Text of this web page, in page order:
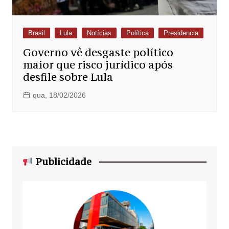
Brasil Lula Notícias Política Presidencia
Governo vê desgaste político
maior que risco jurídico após
desfile sobre Lula
qua, 18/02/2026
Publicidade